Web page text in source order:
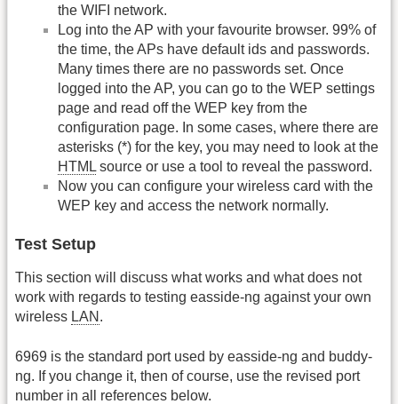
the WIFI network.
Log into the AP with your favourite browser. 99% of
the time, the APs have default ids and passwords.
Many times there are no passwords set. Once
logged into the AP, you can go to the WEP settings
page and read off the WEP key from the
configuration page. In some cases, where there are
asterisks (*) for the key, you may need to look at the
HTML source or use a tool to reveal the password.
Now you can configure your wireless card with the
WEP key and access the network normally.
Test Setup
This section will discuss what works and what does not
work with regards to testing easside-ng against your own
wireless LAN .
6969 is the standard port used by easside-ng and buddy-
ng. If you change it, then of course, use the revised port
number in all references below.